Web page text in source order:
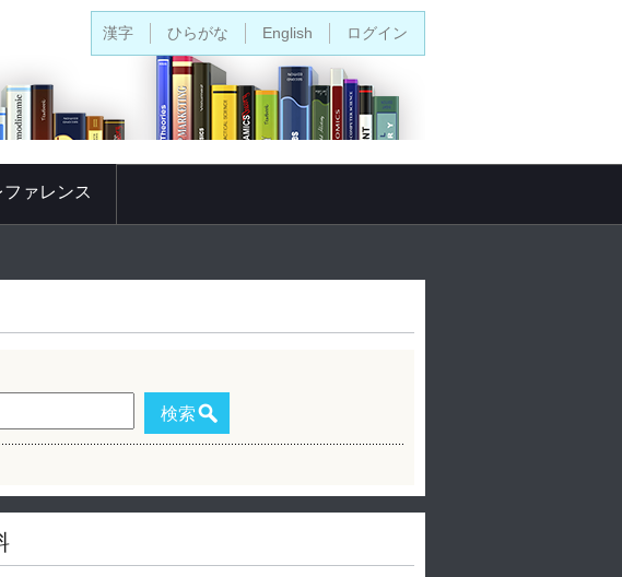
ファレンス
漢字 ひらがな English ログイン
検索